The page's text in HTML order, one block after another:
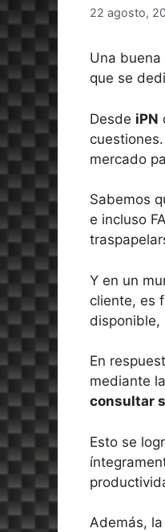
22 agosto,
Una buena
que se
Desde iPN
mercado
Sabemos
e incluso
Y en un
cliente, es
disponible,
En
mediante
consultar
Esto se
Además,